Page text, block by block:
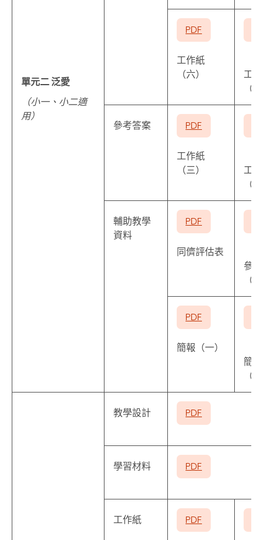
單元二 泛愛
（小一、小二適
用）
PDF
工作紙
（六）
工
（
參考答案 PDF
工作紙
（三）
工
（
輔助教學
資料
PDF
同儕評估表
參
（
PDF
簡報（一）
簡報
（
教學設計 PDF
學習材料 PDF
工作紙 PDF